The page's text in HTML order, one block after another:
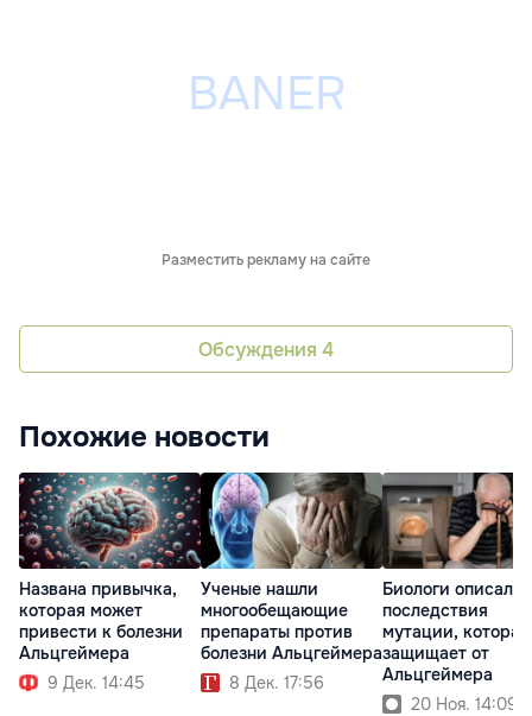
Разместить рекламу на сайте
Обсуждения 4
Похожие новости
Названа привычка,
которая может
привести к болезни
Альцгеймера
9 Дек. 14:45
Ученые нашли
многообещающие
препараты против
болезни Альцгеймера
8 Дек. 17:56
Биологи описали
последствия
мутации, которая
защищает от
Альцгеймера
20 Ноя. 14:09